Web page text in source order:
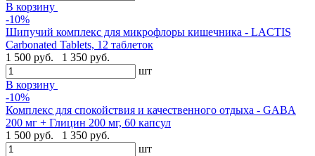
В корзину
-10%
Шипучий комплекс для микрофлоры кишечника - LACTIS
Carbonated Tablets, 12 таблеток
1 500 руб.
1 350 руб.
шт
В корзину
-10%
Комплекс для спокойствия и качественного отдыха - GABA
200 мг + Глицин 200 мг, 60 капсул
1 500 руб.
1 350 руб.
шт